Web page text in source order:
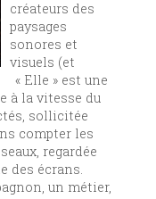
créateurs des
paysages
sonores et
visuels (et
Elle » est une
à la vitesse du
sollicitée
compter les
regardée
des écrans.
un métier,